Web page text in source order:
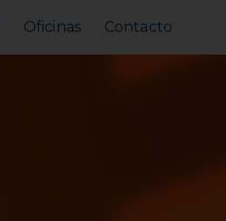
Oficinas Contacto